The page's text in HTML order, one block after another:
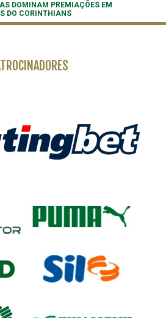
DOMINAM PREMIAÇÕES EM
DO CORINTHIANS